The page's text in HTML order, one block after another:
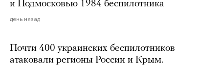
и Подмосковью 1984 беспилотника
день назад
Почти 400 украинских беспилотников
атаковали регионы России и Крым.